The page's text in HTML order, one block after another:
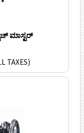
ಮಾಸ್ಟರ್
TAXES)